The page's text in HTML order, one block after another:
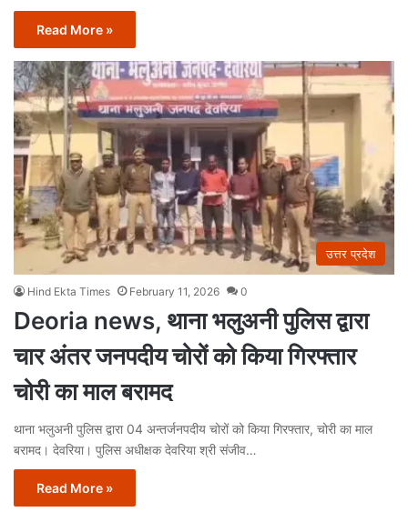
Read More »
उत्तर प्रदेश
Hind Ekta Times February 11, 2026 0
Deoria news, थाना भलुअनी पुलिस द्वारा
चार अंतर जनपदीय चोरों को किया गिरफ्तार
चोरी का माल बरामद
थाना भलुअनी पुलिस द्वारा 04 अन्तर्जनपदीय चोरों को किया गिरफ्तार, चोरी का माल
बरामद। देवरिया। पुलिस अधीक्षक देवरिया श्री संजीव…
Read More »